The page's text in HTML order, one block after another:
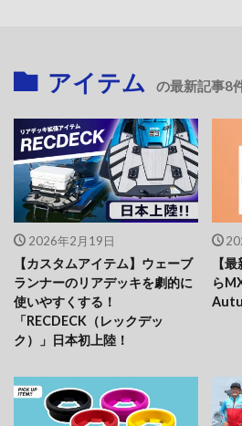
アイテム の最新記事8
2026年2月19日
【カスタムアイテム】ウェーブ
ランナーのリアデッキを劇的に
使いやすくする！
「RECDECK（レックデッ
ク）」日本初上陸！
【
ら